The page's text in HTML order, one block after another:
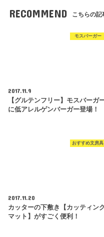
RECOMMEND こちらの記
モスバーガー
2017.11.9
【グルテンフリー】モスバーガ
に低アレルゲンバーガー登場！
おすすめ文房具
2017.11.20
カッターの下敷き【カッティン
マット】がすごく便利！